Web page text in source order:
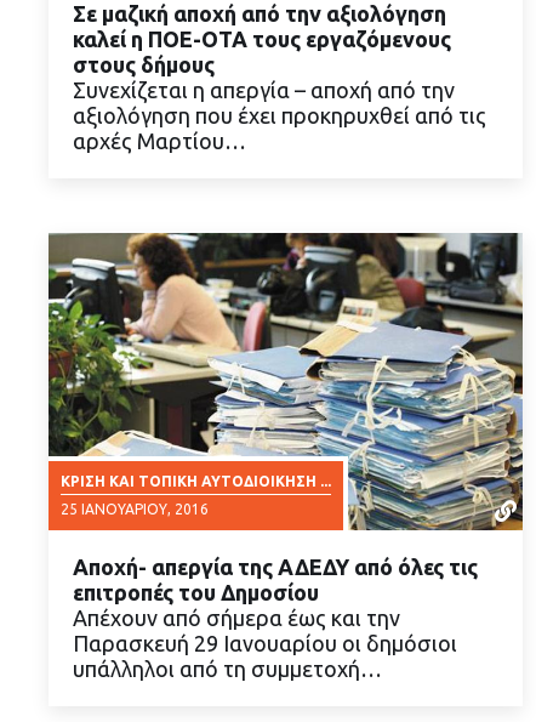
ΔΙΑΒΑΣΤΕ ΠΕΡΙΣΣΟΤΕΡΑ
Σε μαζική αποχή από την αξιολόγηση
καλεί η ΠΟΕ-ΟΤΑ τους εργαζόμενους
στους δήμους
Συνεχίζεται η απεργία – αποχή από την
αξιολόγηση που έχει προκηρυχθεί από τις
αρχές Μαρτίου…
ΚΡΊΣΗ ΚΑΙ ΤΟΠΙΚΉ ΑΥΤΟΔΙΟΊΚΗΣΗ ...
25 ΙΑΝΟΥΑΡΊΟΥ, 2016
ΔΙΑΒΑΣΤΕ ΠΕΡΙΣΣΟΤΕΡΑ
Αποχή- απεργία της ΑΔΕΔΥ από όλες τις
επιτροπές του Δημοσίου
Απέχουν από σήμερα έως και την
Παρασκευή 29 Ιανουαρίου οι δημόσιοι
υπάλληλοι από τη συμμετοχή…